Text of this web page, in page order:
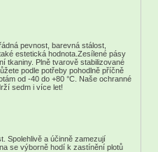
pevnost, barevná stálost,
estetická hodnota.Zesílené pásy
tkaniny. Plně tvarově stabilizované
podle potřeby pohodlně příčně
od -40 do +80 °C. Naše ochranné
sedm i více let!
Spolehlivě a účinně zamezují
se výborně hodí k zastínění plotů